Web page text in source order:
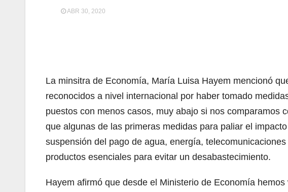
ABR 30, 2020
La minsitra de Economía, María Luisa Hayem mencionó
reconocidos a nivel internacional por haber tomado
puestos con menos casos, muy abajo si nos comparamos
que algunas de las primeras medidas para paliar el
suspensión del pago de agua, energía,
productos esenciales para evitar un desabastecimiento.
Hayem afirmó que desde el Ministerio de Economía